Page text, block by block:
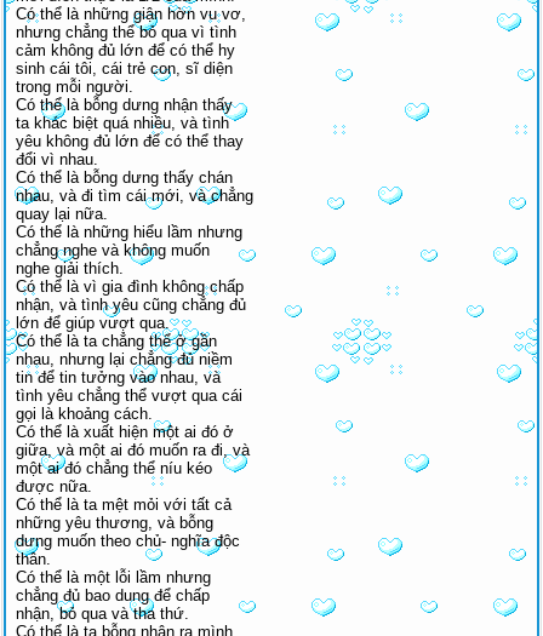
Có thể là những giận hờn vu vơ,
nhưng chẳng thể bỏ qua vì tình
cảm không đủ lớn để có thể hy
sinh cái tôi, cái trẻ con, sĩ diện
trong mỗi người.
Có thể là bỗng dưng nhận thấy
ta khác biệt quá nhiều, và tình
yêu không đủ lớn để có thể thay
đổi vì nhau.
Có thể là bỗng dưng thấy chán
nhau, và đi tìm cái mới, và chẳng
quay lại nữa.
Có thể là những hiểu lầm nhưng
chẳng nghe và không muốn
nghe giải thích.
Có thể là vì gia đình không chấp
nhận, và tình yêu cũng chẳng đủ
lớn để giúp vượt qua.
Có thể là ta chẳng thể ở gần
nhau, nhưng lại chẳng đủ niềm
tin để tin tưởng vào nhau, và
tình yêu chẳng thể vượt qua cái
gọi là khoảng cách.
Có thể là xuất hiện một ai đó ở
giữa, và một ai đó muốn ra đi, và
một ai đó chẳng thể níu kéo
được nữa.
Có thể là ta mệt mỏi với tất cả
những yêu thương, và bỗng
dưng muốn theo chủ- nghĩa độc
thân.
Có thể là một lỗi lầm nhưng
chẳng đủ bao dung để chấp
nhận, bỏ qua và tha thứ.
Có thể là ta bỗng nhận ra mình